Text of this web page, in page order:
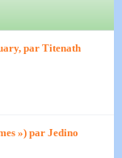
par Titenath
») par Jedino